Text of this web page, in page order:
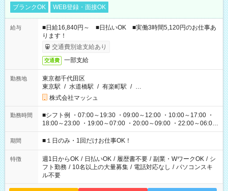
ブランクOK
WEB登録・面接OK
給与
■日給16,840円～ ■日払いOK ■実働3時間5,120円のお仕事あ
ります！
交通費別途支給あり
交通費 一部支給
勤務地
東京都千代田区
東京駅 / 水道橋駅 / 有楽町駅 / …
株式会社マッシュ
勤務時間
■シフト例 ・07:00～19:30 ・09:00～12:00 ・10:00～17:00 ・
18:00～23:00 ・19:00～07:00 ・20:00～09:00 ・22:00～06:00
etc ★最短で3時間で5,120円のお仕事から 15時間で2万円近く稼
げるお仕事も！ ご希望のお時間に合わせてご紹介！ ※シフトは
ください！
期間 ■１日のみ・1回だけお仕事OK！
特徴 週1日からOK / 日払いOK / 履歴書不要 / 副業・WワークOK / シ
フト勤務 / 10名以上の大量募集 / 電話対応なし / パソコンスキ
ル不要